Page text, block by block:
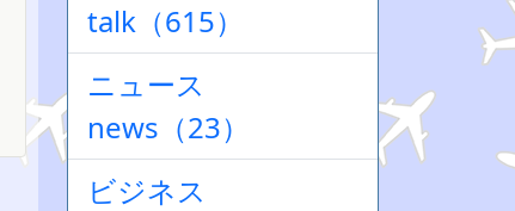
talk（615）
ニュース
news（23）
ビジネス